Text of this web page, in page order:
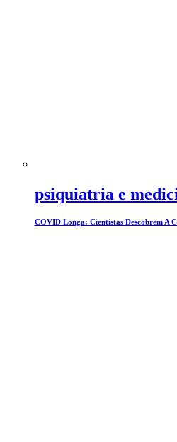
psiquiatria e
COVID Longa: Cientistas Descobrem A